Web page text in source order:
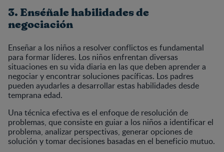
3. Enséñale habilidades de
negociación
Enseñar a los niños a resolver conflictos es fundamental
para formar líderes. Los niños enfrentan diversas
situaciones en su vida diaria en las que deben aprender a
negociar y encontrar soluciones pacíficas. Los padres
pueden ayudarles a desarrollar estas habilidades desde
temprana edad.
Una técnica efectiva es el enfoque de resolución de
problemas, que consiste en guiar a los niños a identificar el
problema, analizar perspectivas, generar opciones de
solución y tomar decisiones basadas en el beneficio mutuo.